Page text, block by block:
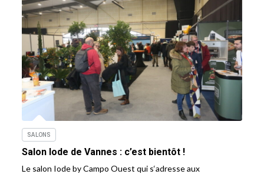
SALONS
Salon Iode de Vannes : c’est bientôt !
Le salon Iode by Campo Ouest qui s‘adresse aux